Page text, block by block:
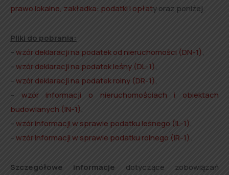
prawo lokalne, zakładka: podatki i opłaty oraz poniżej.
Pliki do pobrania:
– wzór deklaracji na podatek od nieruchomości (DN-1),
–wzór deklaracji na podatek leśny (DL-1),
–wzór deklaracji na podatek rolny (DR-1),
– wzór informacji o nieruchomościach i obiektach
budowlanych (IN-1),
– wzór informacji w sprawie podatku leśnego (IL-1),
–wzór informacji w sprawie podatku rolnego (IR-1).
Szczegółowe informacje
dotyczące zobowiązań